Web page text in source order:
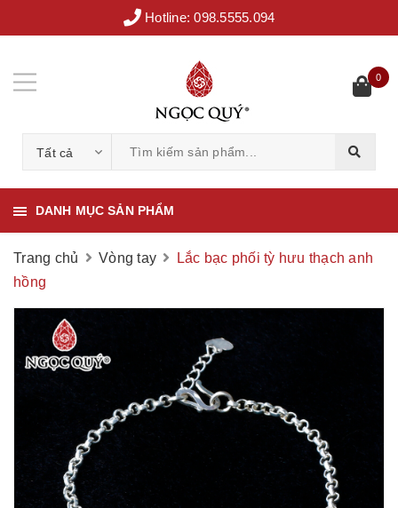
Hotline:098.5555.094
Tất cả
0
DANH MỤC SẢN PHẨM
Trang chủ Vòng tay
Lắc bạc phối tỳ hưu thạch anh
hồng